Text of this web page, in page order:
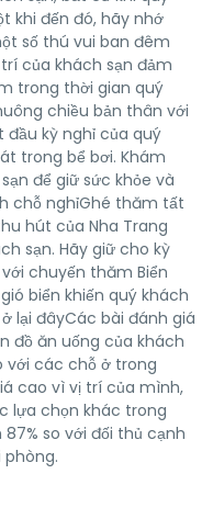
khi đến đó, hãy nhớ
số thú vui ban đêm
của khách sạn đảm
trong thời gian quý
chiều bản thân với
đầu kỳ nghỉ của quý
trong bể bơi. Khám
để giữ sức khỏe và
chỗ nghỉGhé thăm tất
hút của Nha Trang
sạn. Hãy giữ cho kỳ
chuyến thăm Biển
biển khiến quý khách
lại đâyCác bài đánh giá
đồ ăn uống của khách
với các chỗ ở trong
cao vì vị trí của mình,
lựa chọn khác trong
so với đối thủ cạnh